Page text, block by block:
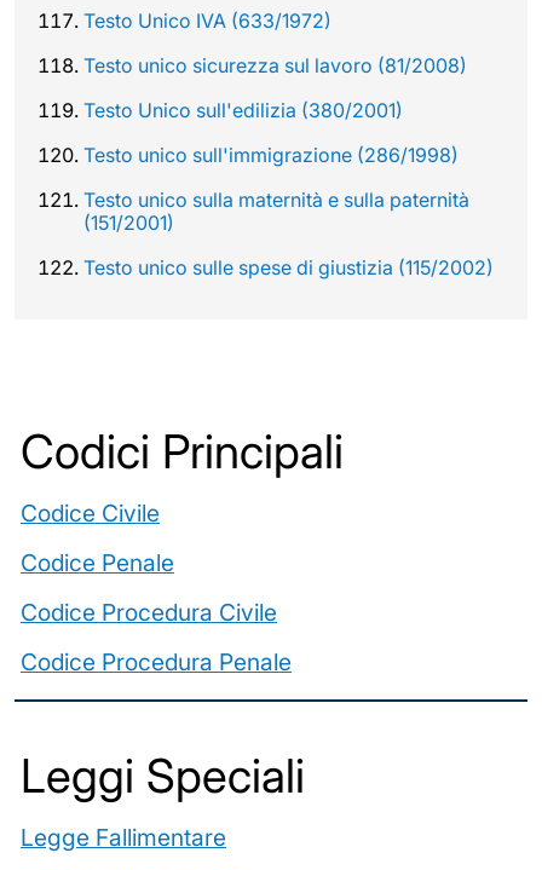
Testo Unico IVA (633/1972)
Testo unico sicurezza sul lavoro (81/2008)
Testo Unico sull'edilizia (380/2001)
Testo unico sull'immigrazione (286/1998)
Testo unico sulla maternità e sulla paternità
(151/2001)
Testo unico sulle spese di giustizia (115/2002)
Codici Principali
Codice Civile
Codice Penale
Codice Procedura Civile
Codice Procedura Penale
Leggi Speciali
Legge Fallimentare